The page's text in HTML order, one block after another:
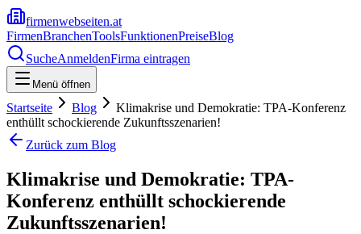
firmenwebseiten.at
FirmenBranchenToolsFunktionenPreiseBlog
SucheAnmeldenFirma eintragen
Menü öffnen
Startseite Blog
Klimakrise und Demokratie: TPA-Konferenz
enthüllt schockierende Zukunftsszenarien!
Zurück zum Blog
Klimakrise und Demokratie: TPA-
Konferenz enthüllt schockierende
Zukunftsszenarien!